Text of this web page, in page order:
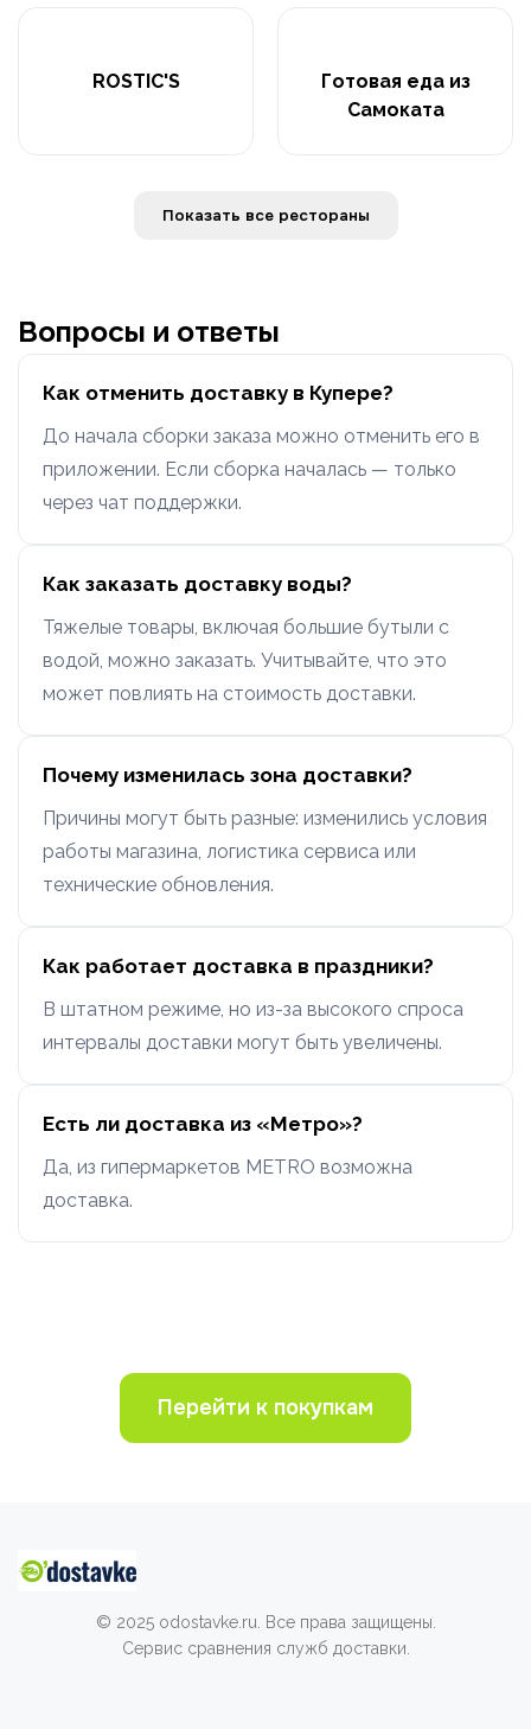
ROSTIC'S
Готовая еда из
Самоката
Показать все рестораны
Вопросы и ответы
Как отменить доставку в Купере?
До начала сборки заказа можно отменить его в
приложении. Если сборка началась — только
через чат поддержки.
Как заказать доставку воды?
Тяжелые товары, включая большие бутыли с
водой, можно заказать. Учитывайте, что это
может повлиять на стоимость доставки.
Почему изменилась зона доставки?
Причины могут быть разные: изменились условия
работы магазина, логистика сервиса или
технические обновления.
Как работает доставка в праздники?
В штатном режиме, но из-за высокого спроса
интервалы доставки могут быть увеличены.
Есть ли доставка из «Метро»?
Да, из гипермаркетов METRO возможна
доставка.
Перейти к покупкам
© 2025 odostavke.ru. Все права защищены.
Сервис сравнения служб доставки.